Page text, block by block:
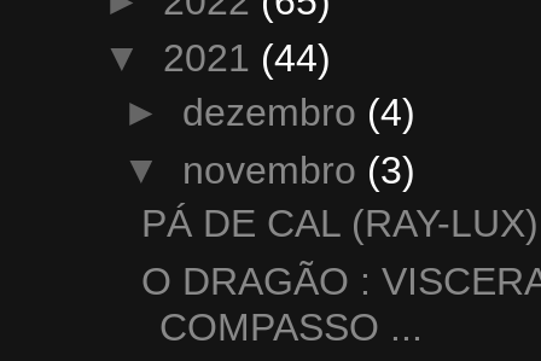
▼ 2021 (44)
► dezembro (4)
▼ novembro (3)
PÁ DE CAL (RAY-
O DRAGÃO :
COMPASSO ...